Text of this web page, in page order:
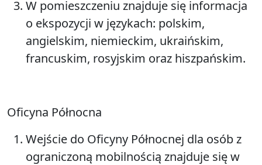
W pomieszczeniu znajduje się informacja
o ekspozycji w językach: polskim,
angielskim, niemieckim, ukraińskim,
francuskim, rosyjskim oraz hiszpańskim.
Oficyna Północna
Wejście do Oficyny Północnej dla osób z
ograniczoną mobilnością znajduje się w